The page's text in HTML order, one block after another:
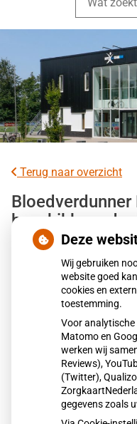
Terug naar overzicht
beschikbaar
afspraken
Bloedverdunner Eliquis
leverbaar aan
tussen groothandel
stop volgde op een
ruim 260.000 patiënten
een ander middel. De
oplossing.
Deze
Wij gebruiken
website goed
cookies en
toestemming.
Voor analytische
Matomo en
werken wij
Reviews),
(Twitter),
gegevens zoals